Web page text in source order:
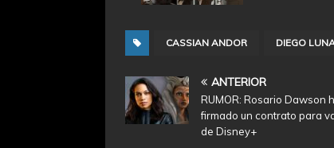
CASSIAN ANDOR DIEGO
ANTERIOR
RUMOR: Rosario Dawson
firmado un contrato para
de Disney+